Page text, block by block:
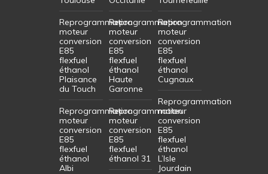
Reprogrammation
moteur
conversion
E85
flexfuel
éthanol
Plaisance
du Touch
Reprogrammation
moteur
conversion
E85
flexfuel
éthanol
Albi
Reprogrammation
moteur
conversion
E85
flexfuel
éthanol
Haute
Garonne
Reprogrammation
moteur
conversion
E85
flexfuel
éthanol 31
Reprogrammation
moteur
conversion
E85
flexfuel
éthanol
Cugnaux
Reprogrammation
moteur
conversion
E85
flexfuel
éthanol
L’Isle
Jourdain